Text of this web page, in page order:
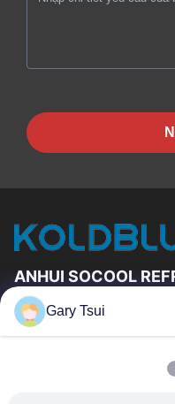
ANHUI SOCOOL
Đường Dẫn Nhanh
Gary Tsui